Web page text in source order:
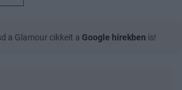
a Glamour cikkeit a Google hírekben is!